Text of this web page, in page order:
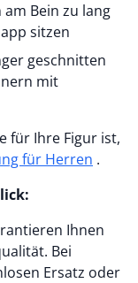
Bein zu lang
sitzen
geschnitten
mit
für Herren .
Bei
Ersatz oder